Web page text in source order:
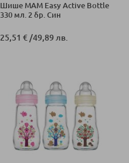
Шише MAM Easy Active Bottle
330 мл. 2 бр. Син
25,51 € /49,89 лв.